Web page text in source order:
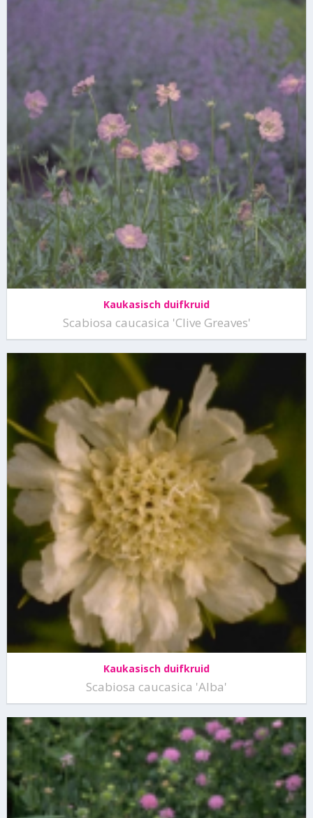
Kaukasisch duifkruid
Scabiosa caucasica 'Clive Greaves'
Kaukasisch duifkruid
Scabiosa caucasica 'Alba'